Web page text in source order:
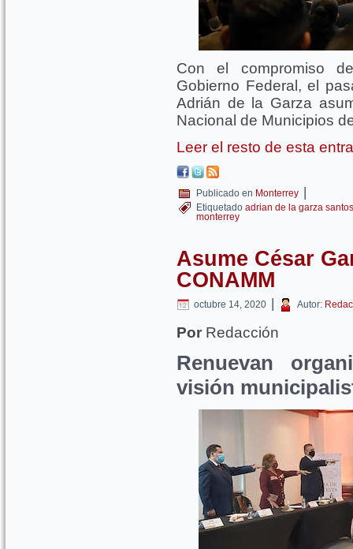
Con el compromiso
Gobierno Federal, el
Adrián de la Garza
Nacional de Municipios
Leer el resto de esta
Publicado en Monterrey |
Etiquetado adrian de la garza santos
monterrey
Asume César
CONAMM
octubre 14, 2020 | Autor:
Por Redacción
Renuevan
visión